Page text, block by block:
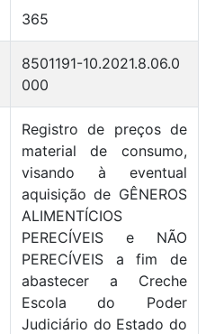
365
8501191-10.2021.8.06.0
000
Registro de preços de
material de consumo,
visando à eventual
aquisição de GÊNEROS
ALIMENTÍCIOS
PERECÍVEIS e NÃO
PERECÍVEIS a fim de
abastecer a Creche
Escola do Poder
Judiciário do Estado do